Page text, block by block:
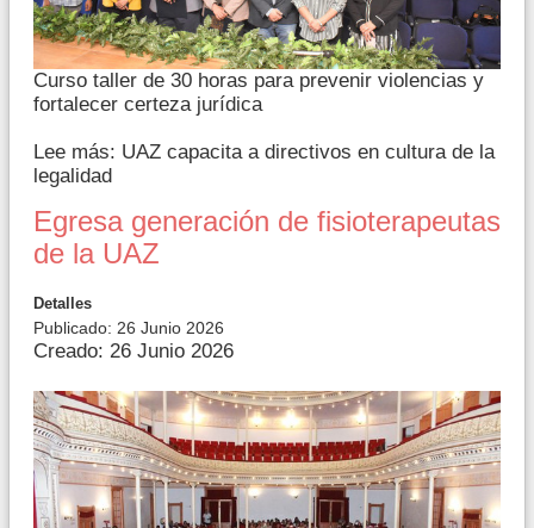
Curso taller de 30 horas para prevenir violencias y
fortalecer certeza jurídica
Lee más: UAZ capacita a directivos en cultura de la
legalidad
Egresa generación de fisioterapeutas
de la UAZ
Detalles
Publicado: 26 Junio 2026
Creado: 26 Junio 2026